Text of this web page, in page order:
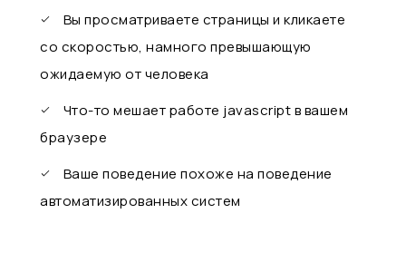
Вы просматриваете страницы и кликаете
со скоростью, намного превышающую
ожидаемую от человека
Что-то мешает работе javascript в вашем
браузере
Ваше поведение похоже на поведение
автоматизированных систем